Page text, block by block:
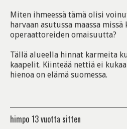
Miten ihmeessä tämä olisi
harvaan asutussa maassa
operaattoreiden omaisuutta?
Tällä alueella hinnat karmeita
kaapelit. Kiinteää nettiä ei
hienoa on elämä suomessa.
himpo 13 vuotta sitten